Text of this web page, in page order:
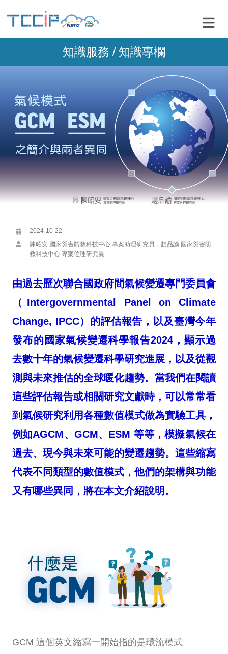
知識服務 / 知識專欄
2024-10-22
陳昭安 國家災害防救科技中心 專案助理研究員，趙品諭 國家災害防
救科技中心 專案佐理研究員
由過去歷次聯合國政府間氣候變遷專門委員會
（Intergovernmental Panel on Climate
Change, IPCC）的評估報告，以及臺灣今年
發布的國家氣候變遷科學報告2024，顯示過
去數十年的氣候變遷科學研究進展，以及從觀
測與未來推估的全球暖化趨勢。當我們在閱讀
這些評估報告或相關研究文獻時，可以常常看
到氣候研究利用各種數值模式做為實驗工具，
例如AGCM、GCM、ESM 等等，模擬氣候在
過去、現今與未來可能的變遷趨勢。這些縮寫
代表不同類型的數值模式，他們的架構與功能
又有哪些異同，將在本文介紹說明。
GCM 這個英文縮寫一開始指的是環流模式